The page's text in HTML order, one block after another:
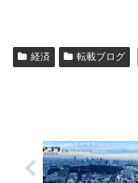
経済 転載ブログ